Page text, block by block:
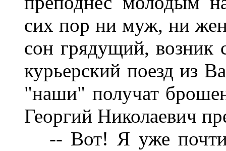
сих пор ни муж, ни
сон грядущий, возник
курьерский поезд из
"наши" получат
Георгий Николаевич
-- Вот! Я уже почти